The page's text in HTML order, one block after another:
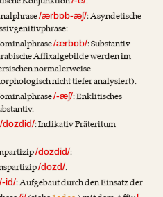
/ærbɒb-æʃ/: Asyndetische
/ærbɒb/: Substantiv
Affixalgebilde werden im
normalerweise
nicht tiefer analysiert).
/-æʃ/: Enklitisches
/dozdid/: Indikativ Präteritum
/dozdid/:
/dozd/.
/-id/: Aufgebaut durch den Einsatz der